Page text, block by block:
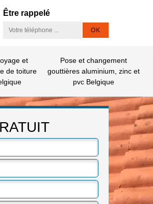
Être rappelé
et
de toiture
Pose et changement
gouttières aluminium, zinc et
pvc Belgique